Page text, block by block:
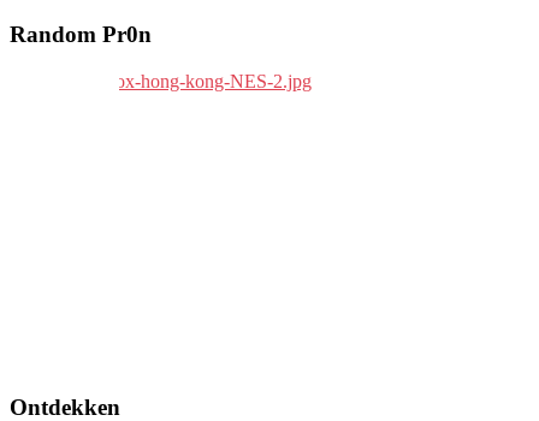
Random Pr0n
Ontdekken